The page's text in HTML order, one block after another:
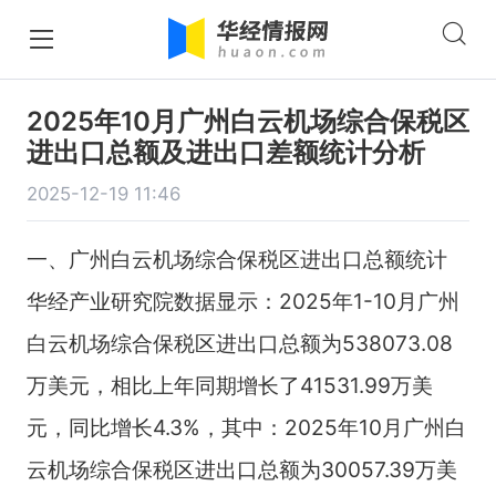
2025年10月广州白云机场综合保税区
进出口总额及进出口差额统计分析
2025-12-19 11:46
一、广州白云机场综合保税区进出口总额统计
华经产业研究院数据显示：2025年1-10月广州
白云机场综合保税区进出口总额为538073.08
万美元，相比上年同期增长了41531.99万美
元，同比增长4.3%，其中：2025年10月广州白
云机场综合保税区进出口总额为30057.39万美